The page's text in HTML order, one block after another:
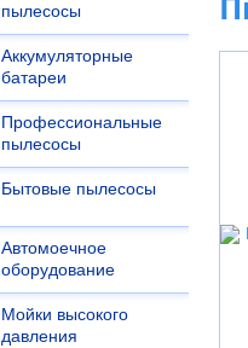
пылесосы
Аккумуляторные
батареи
Профессиональные
пылесосы
Бытовые пылесосы
Автомоечное
оборудование
Мойки высокого
давления